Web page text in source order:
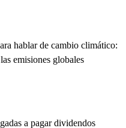
hablar de cambio climático:
emisiones globales
a pagar dividendos